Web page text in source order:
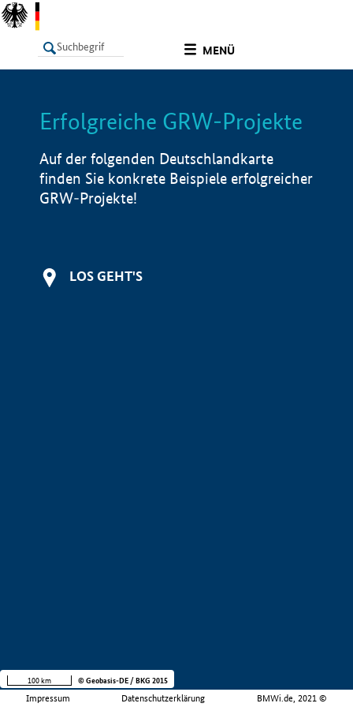
MENÜ
LISTE Info
Erfolgreiche GRW-Projekte
Auf der folgenden Deutschlandkarte
finden Sie konkrete Beispiele erfolgreicher
GRW-Projekte!
LOS GEHT'S
Impressum Datenschutzerklärung BMWi.de, 2021 ©
100 km © Geobasis-DE / BKG 2015